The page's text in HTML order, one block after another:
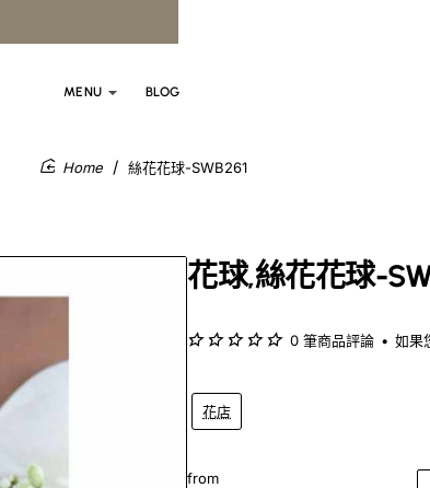
MENU BLOG
絲花花球-SWB261
花球,絲花花球-
花店
0 筆商品評論 • 如果
from